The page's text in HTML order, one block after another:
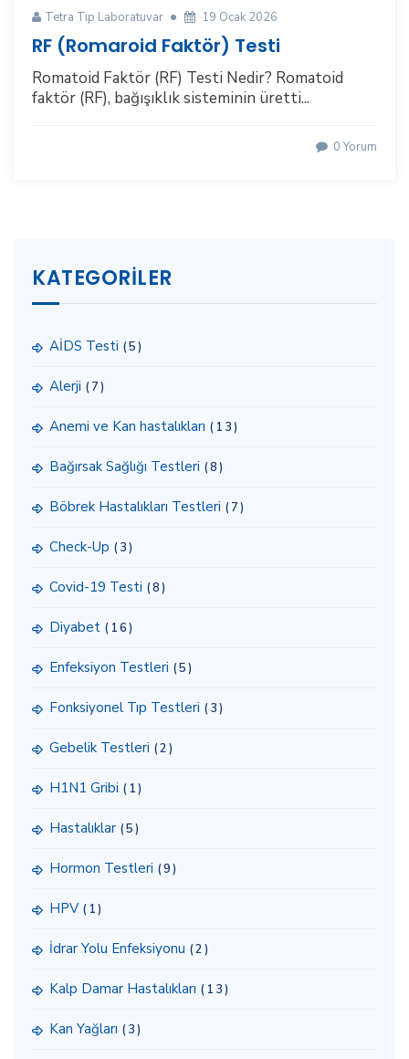
Tetra Tıp Laboratuvar 19 Ocak 2026
RF (Romaroid Faktör) Testi
Romatoid Faktör (RF) Testi Nedir? Romatoid
faktör (RF), bağışıklık sisteminin üretti...
0 Yorum
KATEGORILER
AİDS Testi (5)
Alerji (7)
Anemi ve Kan hastalıkları (13)
Bağırsak Sağlığı Testleri (8)
Böbrek Hastalıkları Testleri (7)
Check-Up (3)
Covid-19 Testi (8)
Diyabet (16)
Enfeksiyon Testleri (5)
Fonksiyonel Tıp Testleri (3)
Gebelik Testleri (2)
H1N1 Gribi (1)
Hastalıklar (5)
Hormon Testleri (9)
HPV (1)
İdrar Yolu Enfeksiyonu (2)
Kalp Damar Hastalıkları (13)
Kan Yağları (3)